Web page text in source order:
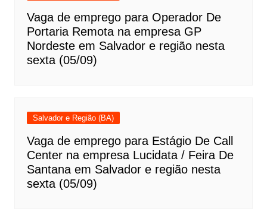
Vaga de emprego para Operador De
Portaria Remota na empresa GP
Nordeste em Salvador e região nesta
sexta (05/09)
Salvador e Região (BA)
Vaga de emprego para Estágio De Call
Center na empresa Lucidata / Feira De
Santana em Salvador e região nesta
sexta (05/09)